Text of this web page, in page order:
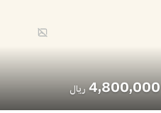
4,800,000 ريال